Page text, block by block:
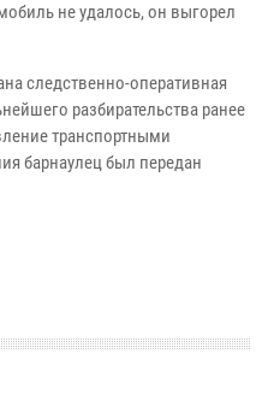
не удалось, он выгорел
следственно-оперативная
разбирательства ранее
транспортными
барнаулец был передан